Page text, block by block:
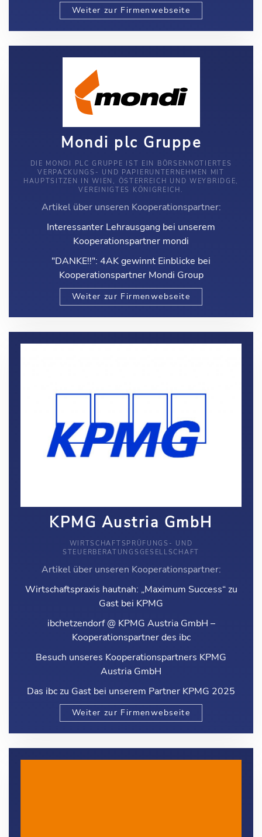
Weiter zur Firmenwebseite
Mondi plc Gruppe
DIE MONDI PLC GRUPPE IST EIN BÖRSENNOTIERTES
VERPACKUNGS- UND PAPIERUNTERNEHMEN MIT
HAUPTSITZEN IN WIEN, ÖSTERREICH UND WEYBRIDGE,
VEREINIGTES KÖNIGREICH.
Artikel über unseren Kooperationspartner:
Interessanter Lehrausgang bei unserem
Kooperationspartner mondi
"DANKE!!": 4AK gewinnt Einblicke bei
Kooperationspartner Mondi Group
Weiter zur Firmenwebseite
KPMG Austria GmbH
WIRTSCHAFTSPRÜFUNGS- UND
STEUERBERATUNGSGESELLSCHAFT
Artikel über unseren Kooperationspartner:
Wirtschaftspraxis hautnah: „Maximum Success“ zu
Gast bei KPMG
ibchetzendorf @ KPMG Austria GmbH –
Kooperationspartner des ibc
Besuch unseres Kooperationspartners KPMG
Austria GmbH
Das ibc zu Gast bei unserem Partner KPMG 2025
Weiter zur Firmenwebseite